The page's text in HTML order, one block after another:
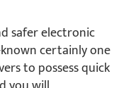
safer electronic
certainly one
to possess quick